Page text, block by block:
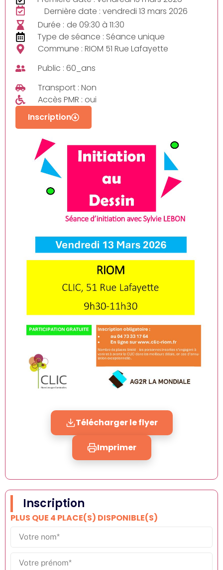
Dernière date : vendredi 13 mars 2026
Durée : de 09:30 à 11:30
Type de séance : Séance unique
Commune : RIOM 51 Rue Lafayette
Public : 60_ans
Transport : Non
Accès PMR : oui
Inscription
Télécharger le flyer
Imprimer
Inscription
PLUS QUE 4 PLACE(S) DISPONIBLE(S)